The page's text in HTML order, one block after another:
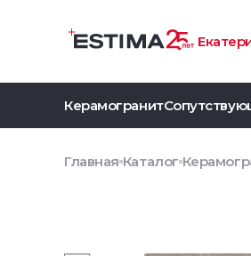
Керамогранит
Главная Каталог